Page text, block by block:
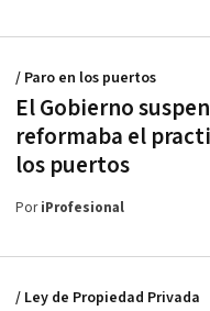
El Gobierno
reformaba el
los puertos
/ Paro en los puertos
PoriProfesional
/ Ley de Propiedad Privada